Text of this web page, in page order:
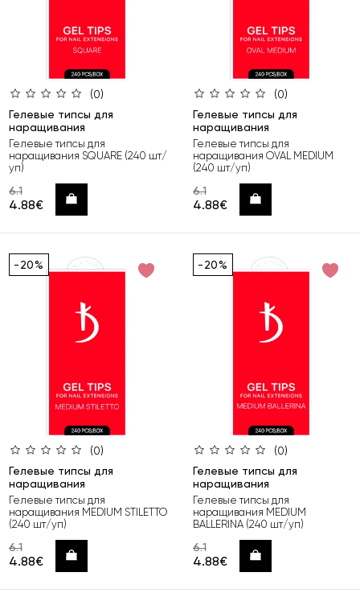
(0)
Гелевые типсы для
наращивания
Гелевые типсы для
наращивания SQUARE (240 шт/
уп)
6.1
4.88€ Купить
(0)
Гелевые типсы для
наращивания
Гелевые типсы для
наращивания OVAL MEDIUM
(240 шт/уп)
6.1
4.88€ Купить
-20%
(0)
Гелевые типсы для
наращивания
Гелевые типсы для
наращивания MEDIUM STILETTO
(240 шт/уп)
6.1
4.88€ Купить
-20%
(0)
Гелевые типсы для
наращивания
Гелевые типсы для
наращивания MEDIUM
BALLERINA (240 шт/уп)
6.1
4.88€ Купить